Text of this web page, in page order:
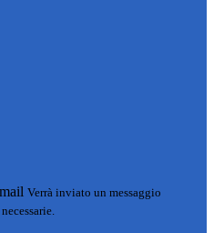
Verrà inviato un messaggio